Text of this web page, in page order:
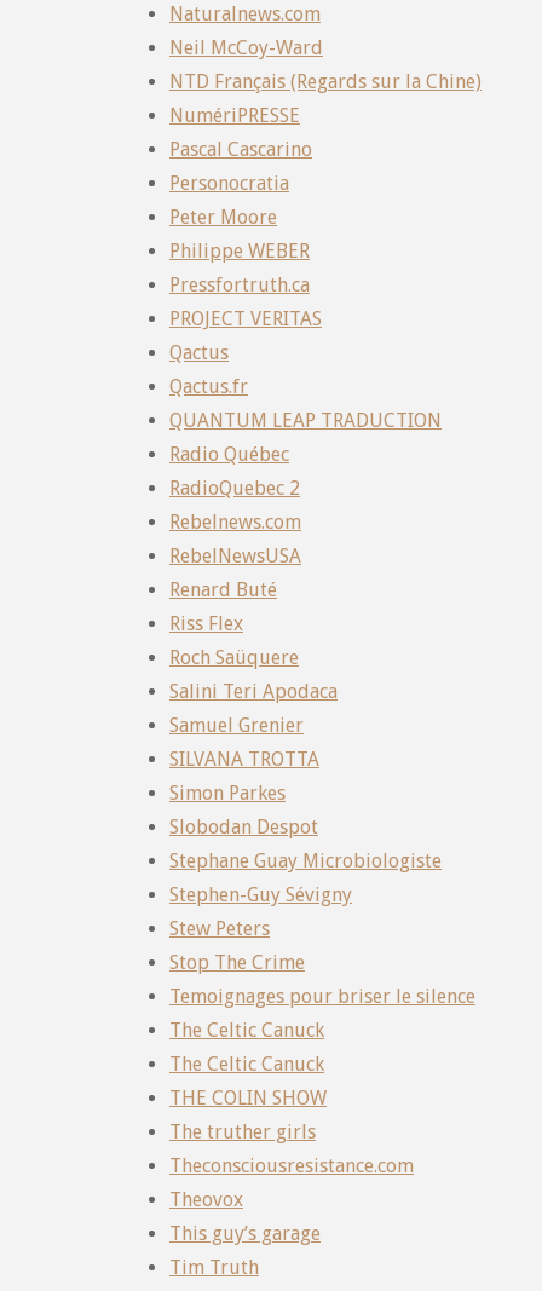
Naturalnews.com
Neil McCoy-Ward
NTD Français (Regards sur la Chine)
NumériPRESSE
Pascal Cascarino
Personocratia
Peter Moore
Philippe WEBER
Pressfortruth.ca
PROJECT VERITAS
Qactus
Qactus.fr
QUANTUM LEAP TRADUCTION
Radio Québec
RadioQuebec 2
Rebelnews.com
RebelNewsUSA
Renard Buté
Riss Flex
Roch Saüquere
Salini Teri Apodaca
Samuel Grenier
SILVANA TROTTA
Simon Parkes
Slobodan Despot
Stephane Guay Microbiologiste
Stephen-Guy Sévigny
Stew Peters
Stop The Crime
Temoignages pour briser le silence
The Celtic Canuck
The Celtic Canuck
THE COLIN SHOW
The truther girls
Theconsciousresistance.com
Theovox
This guy’s garage
Tim Truth